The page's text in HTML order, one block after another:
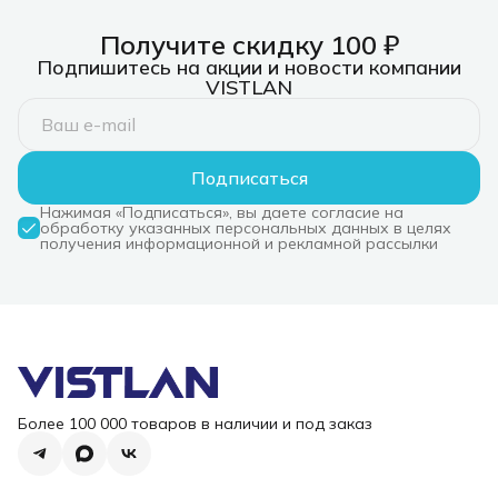
Получите скидку 100 ₽
Подпишитесь на акции и новости компании
VISTLAN
Подписаться
Нажимая «Подписаться», вы даете согласие на
обработку указанных персональных данных в целях
получения информационной и рекламной рассылки
Более 100 000 товаров в наличии и под заказ